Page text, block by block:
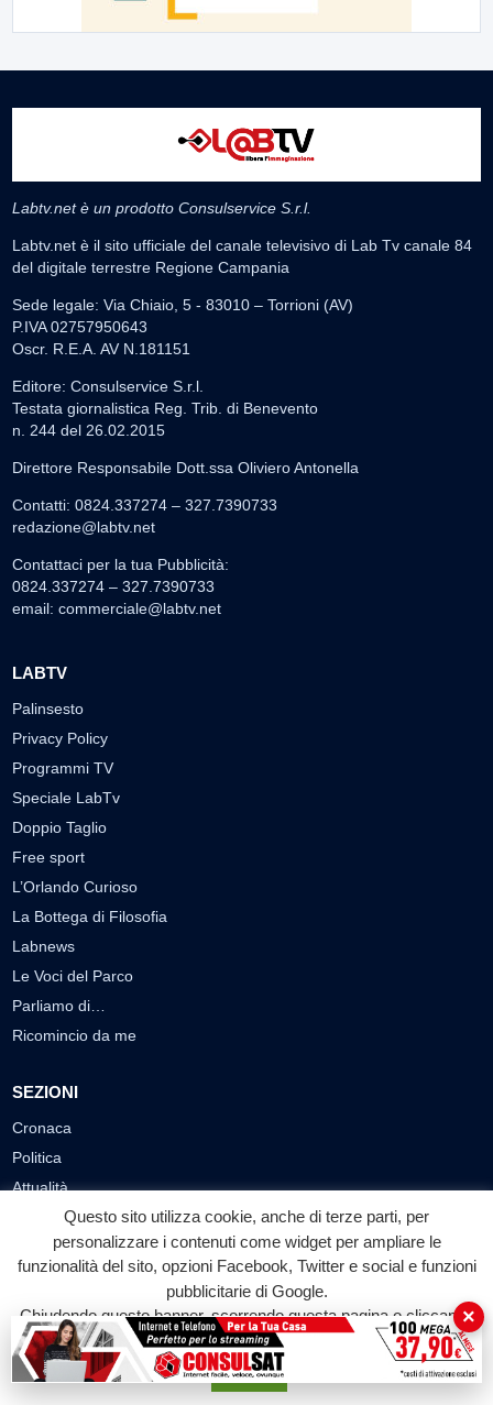
Labtv.net è un prodotto Consulservice S.r.l.
Labtv.net è il sito ufficiale del canale televisivo di Lab Tv canale 84
del digitale terrestre Regione Campania
Sede legale: Via Chiaio, 5 - 83010 – Torrioni (AV)
P.IVA 02757950643
Oscr. R.E.A. AV N.181151
Editore: Consulservice S.r.l.
Testata giornalistica Reg. Trib. di Benevento
n. 244 del 26.02.2015
Direttore Responsabile Dott.ssa Oliviero Antonella
Contatti: 0824.337274 – 327.7390733
redazione@labtv.net
Contattaci per la tua Pubblicità:
0824.337274 – 327.7390733
email: commerciale@labtv.net
LABTV
Palinsesto
Privacy Policy
Programmi TV
Speciale LabTv
Doppio Taglio
Free sport
L’Orlando Curioso
La Bottega di Filosofia
Labnews
Le Voci del Parco
Parliamo di…
Ricomincio da me
SEZIONI
Cronaca
Politica
Attualità
Economia
Sport
Eventi
VIDEO
Questo sito utilizza cookie, anche di terze parti, per
personalizzare i contenuti come widget per ampliare le
funzionalità del sito, opzioni Facebook, Twitter e social e funzioni
pubblicitarie di Google.
Chiudendo questo banner, scorrendo questa pagina o cliccando
su qualunque suo elemento acconsenti all'uso dei cookie.
Accetta
×